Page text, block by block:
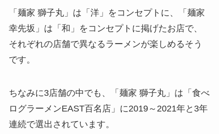
「麺家 獅子丸」は「洋」をコンセプトに、「麺家
幸先坂」は「和」をコンセプトに掲げたお店で、
それぞれの店舗で異なるラーメンが楽しめるそう
です。
ちなみに3店舗の中でも、「麺家 獅子丸」は「食べ
ログラーメンEAST百名店」に2019～2021年と3年
連続で選出されています。